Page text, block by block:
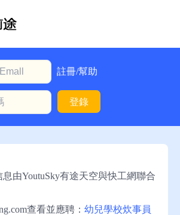
註冊/幫助
登錄
由YoutuSky有途天空與快工網聯合
查看並應聘： 幼兒學校炊事員